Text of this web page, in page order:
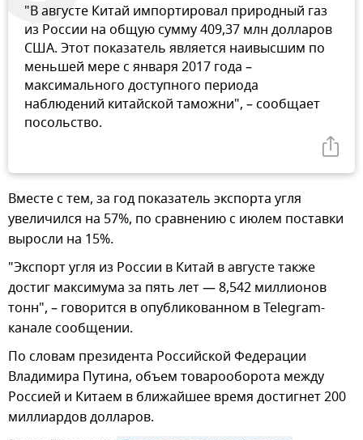
"В августе Китай импортировал природный газ
из России на общую сумму 409,37 млн долларов
США. Этот показатель является наивысшим по
меньшей мере с января 2017 года –
максимального доступного периода
наблюдений китайской таможни", – сообщает
посольство.
Вместе с тем, за год показатель экспорта угля
увеличился на 57%, по сравнению с июлем поставки
выросли на 15%.
"Экспорт угля из России в Китай в августе также
достиг максимума за пять лет — 8,542 миллионов
тонн", – говорится в опубликованном в Telegram-
канале сообщении.
По словам президента Российской Федерации
Владимира Путина, объем товарооборота между
Россией и Китаем в ближайшее время достигнет 200
миллиардов долларов.